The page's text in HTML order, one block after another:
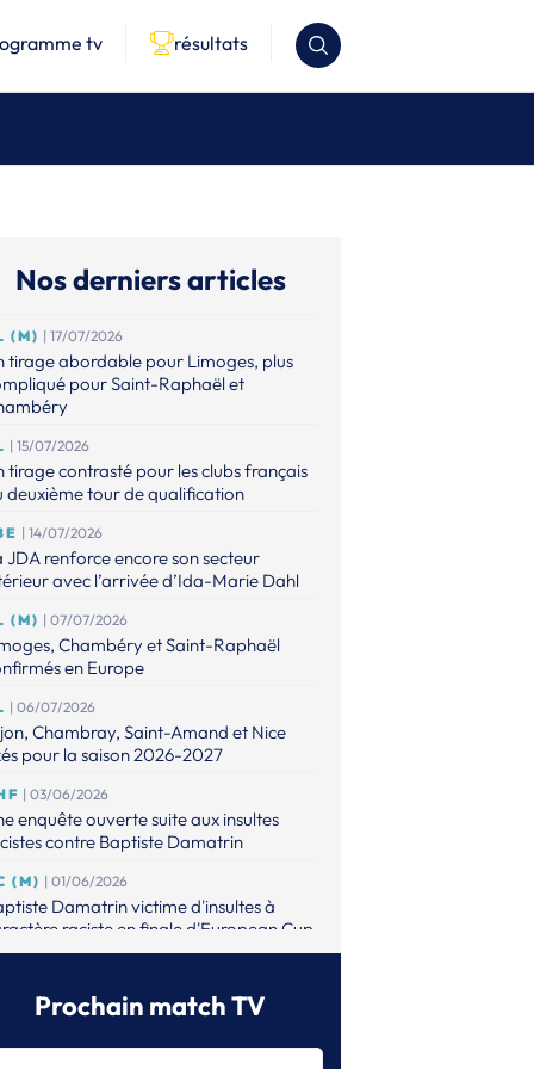
tv résultats
Nos derniers articles
(M) | 17/07/2026
tirage abordable pour Limoges, plus
pour Saint-Raphaël et
| 15/07/2026
tirage contrasté pour les clubs français
deuxième tour de qualification
| 14/07/2026
JDA renforce encore son secteur
avec l’arrivée d’Ida-Marie Dahl
(M) | 07/07/2026
Chambéry et Saint-Raphaël
en Europe
| 06/07/2026
Chambray, Saint-Amand et Nice
pour la saison 2026-2027
| 03/06/2026
enquête ouverte suite aux insultes
contre Baptiste Damatrin
(M) | 01/06/2026
Damatrin victime d'insultes à
raciste en finale d'European Cup
s’offre le premier titre européen
son histoire
Prochain match TV